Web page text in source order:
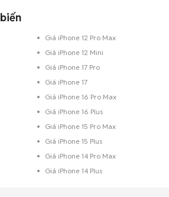
Giá iPhone 12 Pro Max
Giá iPhone 12 Mini
Giá iPhone 17 Pro
Giá iPhone 17
Giá iPhone 16 Pro Max
Giá iPhone 16 Plus
Giá iPhone 15 Pro Max
Giá iPhone 15 Plus
Giá iPhone 14 Pro Max
Giá iPhone 14 Plus